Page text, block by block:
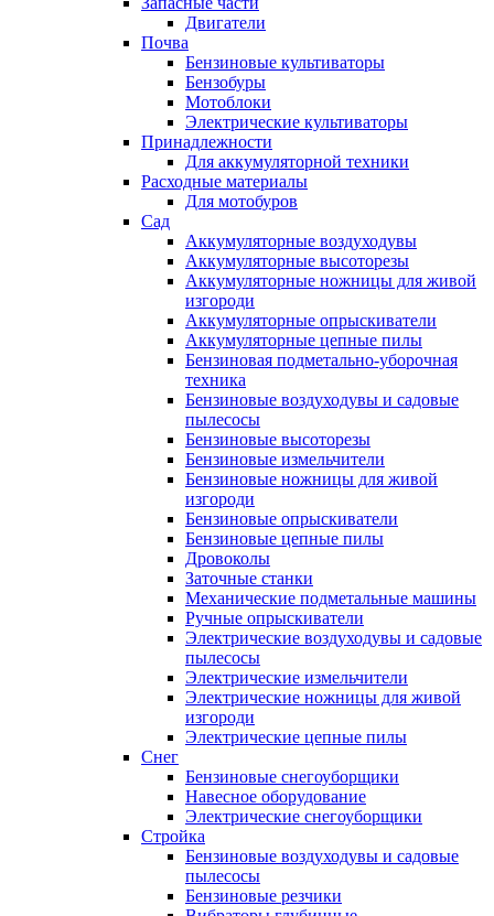
Двигатели
Почва
Бензиновые культиваторы
Бензобуры
Мотоблоки
Электрические культиваторы
Принадлежности
Для аккумуляторной техники
Расходные материалы
Для мотобуров
Сад
Аккумуляторные воздуходувы
Аккумуляторные высоторезы
Аккумуляторные ножницы для живой
изгороди
Аккумуляторные опрыскиватели
Аккумуляторные цепные пилы
Бензиновая подметально-уборочная
техника
Бензиновые воздуходувы и садовые
пылесосы
Бензиновые высоторезы
Бензиновые измельчители
Бензиновые ножницы для живой
изгороди
Бензиновые опрыскиватели
Бензиновые цепные пилы
Дровоколы
Заточные станки
Механические подметальные машины
Ручные опрыскиватели
Электрические воздуходувы и садовые
пылесосы
Электрические измельчители
Электрические ножницы для живой
изгороди
Электрические цепные пилы
Снег
Бензиновые снегоуборщики
Навесное оборудование
Электрические снегоуборщики
Стройка
Бензиновые воздуходувы и садовые
пылесосы
Бензиновые резчики